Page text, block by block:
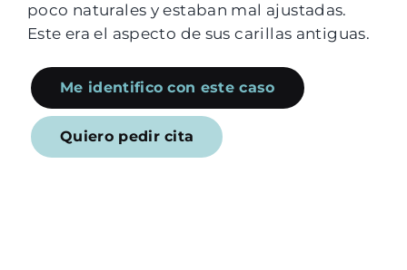
poco naturales y estaban mal ajustadas.
Este era el aspecto de sus carillas antiguas.
Me identifico con este caso
Quiero pedir cita